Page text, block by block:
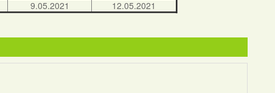
9.05.2021
12.05.2021